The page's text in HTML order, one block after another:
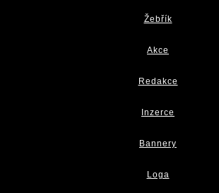
Žebřík
Akce
Redakce
Inzerce
Bannery
Loga